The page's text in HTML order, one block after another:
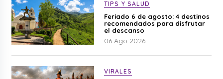
TIPS Y SALUD
Feriado 6 de agosto: 4 destinos
recomendados para disfrutar
el descanso
06 Ago 2026
VIRALES